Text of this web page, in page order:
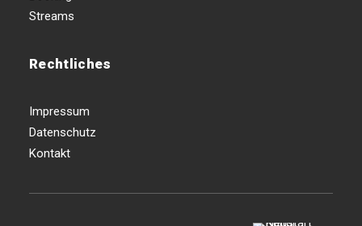
Streams
Rechtliches
Impressum
Datenschutz
Kontakt